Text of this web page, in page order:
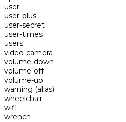
user
user-plus
user-secret
user-times
users
video-camera
volume-down
volume-off
volume-up
warning (alias)
wheelchair
wifi
wrench